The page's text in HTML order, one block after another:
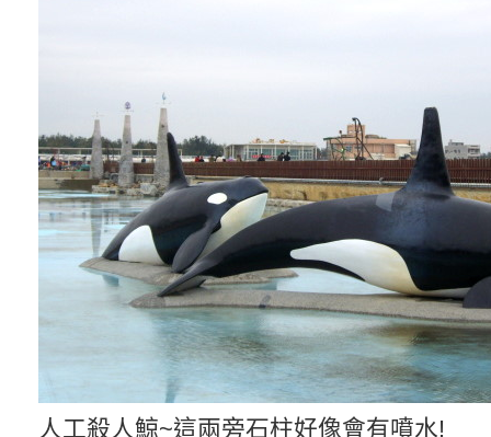
人工殺人鯨~這兩旁石柱好像會有噴水!